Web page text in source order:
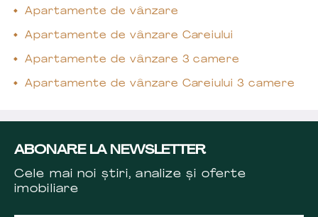
Apartamente de vânzare
Apartamente de vânzare Careiului
Apartamente de vânzare 3 camere
Apartamente de vânzare Careiului 3 camere
ABONARE LA NEWSLETTER
Cele mai noi știri, analize și oferte
imobiliare